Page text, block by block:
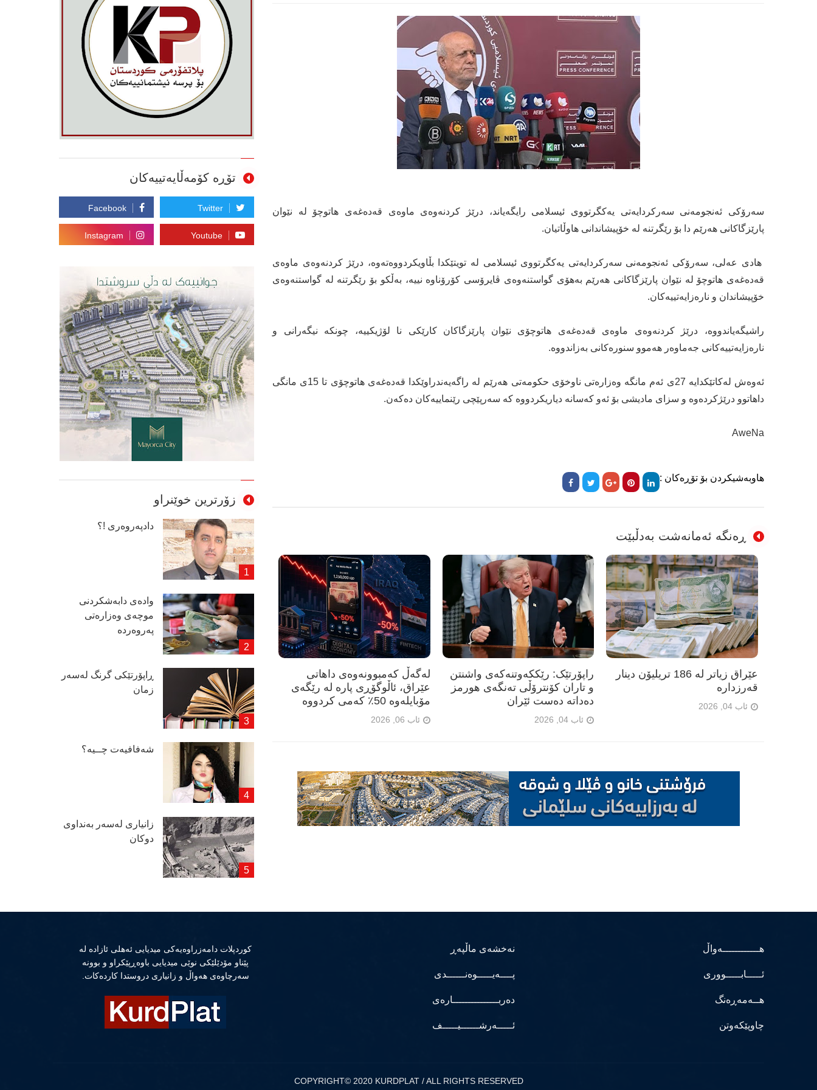
سەرۆکی‌ ئەنجومەنی‌ سەرکردایەتی‌ یەکگرتووی‌ ئیسلامی‌ رایگەیاند، درێژ کردنەوەی ماوەی قەدەغەی ھاتوچۆ لە نێوان
پارێزگاکانی ھەرێم دا بۆ رێگرتنە لە خۆپیشاندانی‌ هاوڵاتیان.
هادی‌ عەلی‌، سەرۆکی‌ ئەنجومەنی‌ سەرکردایەتی‌ یەکگرتووی‌ ئیسلامی‌ لە تویتێکدا بڵاویکردووەتەوە، درێژ کردنەوەی ماوەی
قەدەغەی ھاتوچۆ لە نێوان پارێزگاکانی ھەرێم بەهۆی‌ گواستنەوەی ڤایرۆسی کۆرۆناوە نییە، بەڵکو بۆ رێگرتنە لە گواستنەوەی
خۆپیشاندان و نارەزایەتییەکان.
راشیگەیاندووە، درێژ کردنەوەی ماوەی قەدەغەی ھاتوچۆی‌ نێوان پارێزگاکان کارێکی نا لۆژیکییە، چونکە نیگەرانی و
نارەزایەتییەکانی جەماوەر ھەموو سنورەکانی بەزاندووە.
ئەوەش لەکاتێکدایە 27ی‌ ئەم مانگە وەزارەتی‌ ناوخۆی‌ حکومەتی‌ هەرێم لە راگەیەندراوێکدا قەدەغەی‌ هاتوچۆی‌ تا 15ی‌ مانگی‌
داهاتوو درێژکردەوە و سزای‌ مادیشی‌ بۆ ئەو کەسانە دیاریکردووە کە سەرپێچی رێنماییەکان دەکەن.
AweNa
هاوبەشیکردن بۆ تۆڕەکان :
ڕەنگە ئەمانەشت بەدڵبێت
لەگەڵ کەمبوونەوەی داهاتی
عێراق، ئاڵوگۆڕی پارە لە رێگەی
مۆبایلەوە 50٪ کەمی کردووە
ئاب 06, 2026
راپۆرتێک: رێککەوتنەکەی واشنتن
و تاران کۆنترۆڵی تەنگەی هورمز
دەداتە دەست ئێران
ئاب 04, 2026
عێراق زیاتر لە 186 تریلیۆن دینار
قەرزدارە
ئاب 04, 2026
تۆڕە کۆمەڵایەتییەکان
زۆرترین خوێنراو
دادپەروەری !؟
وادەی دابەشكردنی
موچەی وەزارەتی
پەروەردە
ڕاپۆرتێكی گرنگ لەسەر
زمان
شەفافیەت چــیە؟
زانیاری لەسەر بەنداوی
دوكان
هــــــــــــەواڵ
ئـــــابـــــووری
هــەمەڕەنگ
چاوپێکەوتن
نەخشەی ماڵپەڕ
پــــەیـــــوەنــــــدی
دەربـــــــــــــــارەی
ئـــــەرشــــــیـــــف
كوردپلات دامەزراوەیەكی میدیایی ئەهلی ئازادە لە
پێناو مۆدێلێكی نوێی میدیایی باوەڕپێكراو و بوونە
سەرچاوەی هەواڵ و زانیاری دروستدا كاردەكات.
COPYRIGHT© 2020 KURDPLAT / ALL RIGHTS RESERVED